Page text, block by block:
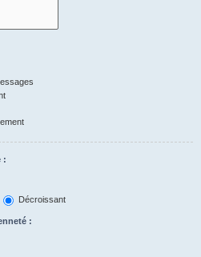
:
Décroissant
: